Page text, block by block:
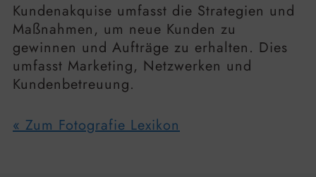
Kundenakquise umfasst die Strategien und
Maßnahmen, um neue Kunden zu
gewinnen und Aufträge zu erhalten. Dies
umfasst Marketing, Netzwerken und
Kundenbetreuung.
« Zum Fotografie Lexikon